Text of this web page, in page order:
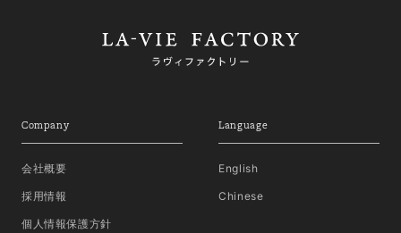
Company
会社概要
採用情報
個人情報保護方針
Language
English
Chinese